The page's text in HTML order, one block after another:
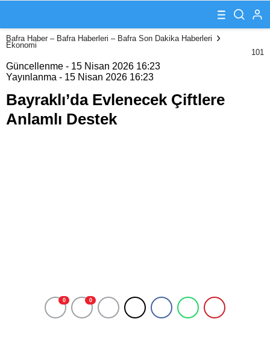
Çiftlere Anlamlı
Destek
Bafra Haber – Bafra Haberleri – Bafra Son Dakika Haberleri
Ekonomi
101
Güncellenme - 15 Nisan 2026 16:23
Yayınlanma - 15 Nisan 2026 16:23
Bayraklı’da Evlenecek Çiftlere
Anlamlı Destek
0 0